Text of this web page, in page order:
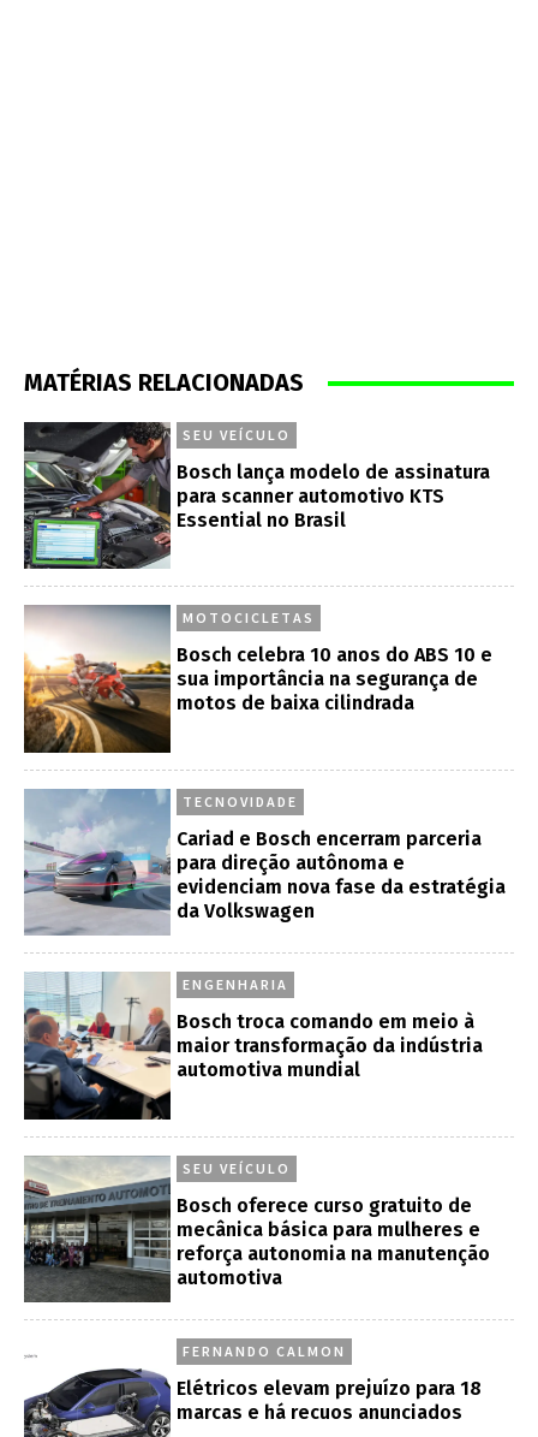
MATÉRIAS RELACIONADAS
SEU VEÍCULO
Bosch lança modelo de assinatura
para scanner automotivo KTS
Essential no Brasil
MOTOCICLETAS
Bosch celebra 10 anos do ABS 10 e
sua importância na segurança de
motos de baixa cilindrada
TECNOVIDADE
Cariad e Bosch encerram parceria
para direção autônoma e
evidenciam nova fase da estratégia
da Volkswagen
ENGENHARIA
Bosch troca comando em meio à
maior transformação da indústria
automotiva mundial
SEU VEÍCULO
Bosch oferece curso gratuito de
mecânica básica para mulheres e
reforça autonomia na manutenção
automotiva
FERNANDO CALMON
Elétricos elevam prejuízo para 18
marcas e há recuos anunciados